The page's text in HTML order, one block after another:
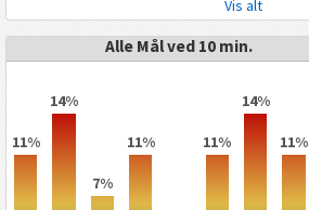
Vis alt
Alle Mål ved 10 min.
11%
14%
7%
11% 11%
14%
11%